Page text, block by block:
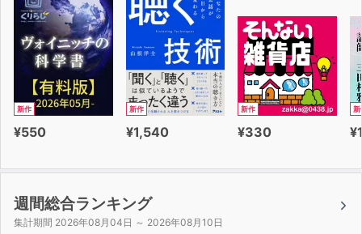
新作
¥550
新作
¥1,540
新作
¥330
新
週間総合ランキング
集計期間 2026年08月04日 ～ 2026年08月10日